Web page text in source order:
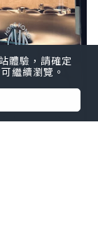
體驗，請確定
繼續瀏覽。